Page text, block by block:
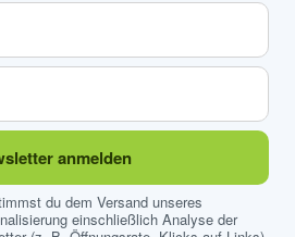
anmelden
du dem Versand unseres
einschließlich Analyse der